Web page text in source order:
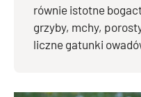
równie istotne
grzyby, mchy,
liczne gatunki